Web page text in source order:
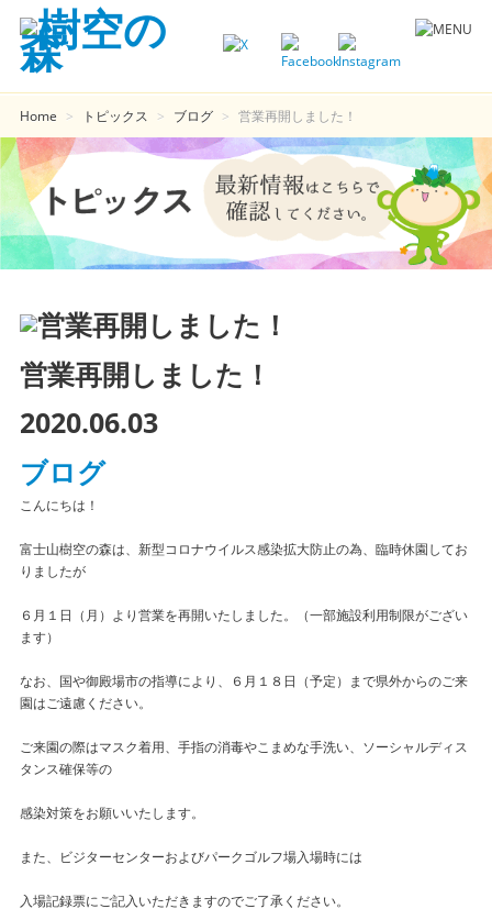
Home > トピックス > ブログ > 営業再開しました！
営業再開しました！
2020.06.03
ブログ
こんにちは！
富士山樹空の森は、新型コロナウイルス感染拡大防止の為、臨時休園してお
りましたが
６月１日（月）より営業を再開いたしました。（一部施設利用制限がござい
ます）
なお、国や御殿場市の指導により、６月１８日（予定）まで県外からのご来
園はご遠慮ください。
ご来園の際はマスク着用、手指の消毒やこまめな手洗い、ソーシャルディス
タンス確保等の
感染対策をお願いいたします。
また、ビジターセンターおよびパークゴルフ場入場時には
入場記録票にご記入いただきますのでご了承ください。